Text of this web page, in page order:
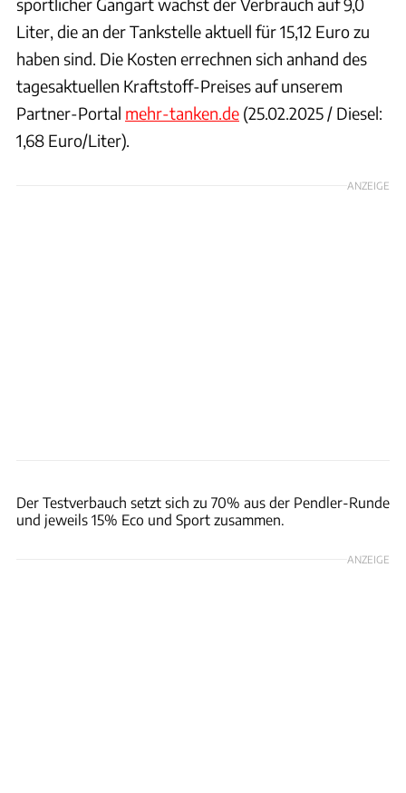
Liter, die an der Tankstelle aktuell für 15,12 Euro zu
haben sind. Die Kosten errechnen sich anhand des
tagesaktuellen Kraftstoff-Preises auf unserem
Partner-Portal mehr-tanken.de (25.02.2025 / Diesel:
1,68 Euro/Liter).
ANZEIGE
Der Testverbauch setzt sich zu 70% aus der Pendler-Runde
und jeweils 15% Eco und Sport zusammen.
ANZEIGE